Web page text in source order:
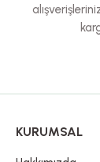
Bu ürüne
KURUMSAL